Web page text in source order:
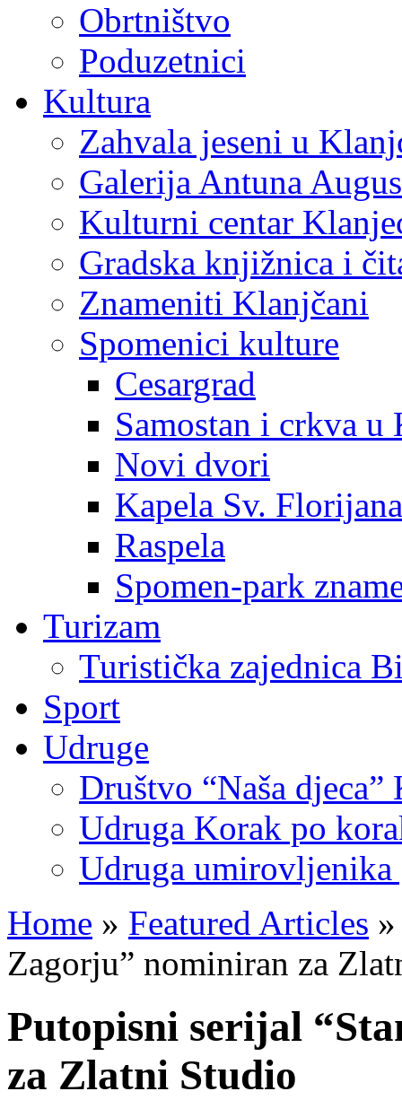
Obrtništvo
Poduzetnici
Kultura
Zahvala jeseni u
Galerija Antuna
Kulturni centar
Gradska knjižnica i
Znameniti Klanjčani
Spomenici kulture
Cesargrad
Samostan i crkva u
Novi dvori
Kapela Sv. Florijana
Raspela
Spomen-park
Turizam
Turistička zajednica
Sport
Udruge
Društvo “Naša djeca”
Udruga Korak po
Udruga umirovljenika
Home » Featured Articles »
Zagorju” nominiran za
Putopisni serijal
za Zlatni Studio